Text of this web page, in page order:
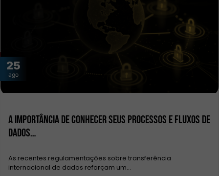
25
ago
A importância de conhecer seus processos e fluxos de
dados…
As recentes regulamentações sobre transferência
internacional de dados reforçam um…